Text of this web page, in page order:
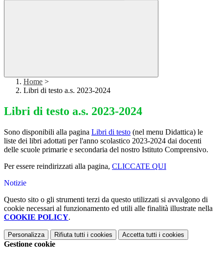
Home >
Libri di testo a.s. 2023-2024
Libri di testo a.s. 2023-2024
Sono disponibili alla pagina Libri di testo (nel menu Didattica) le
liste dei libri adottati per l'anno scolastico 2023-2024 dai docenti
delle scuole primarie e secondaria del nostro Istituto Comprensivo.
Per essere reindirizzati alla pagina, CLICCATE QUI
Notizie
Questo sito o gli strumenti terzi da questo utilizzati si avvalgono di
cookie necessari al funzionamento ed utili alle finalità illustrate nella
COOKIE POLICY.
Personalizza Rifiuta tutti i cookies Accetta tutti i cookies
Gestione cookie